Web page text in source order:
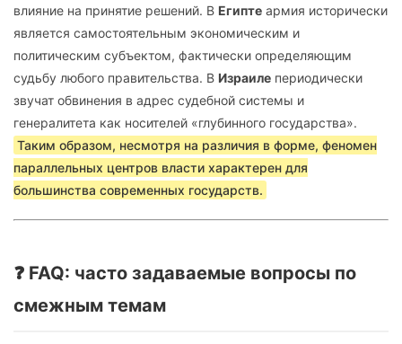
влияние на принятие решений. В Египте армия исторически
является самостоятельным экономическим и
политическим субъектом, фактически определяющим
судьбу любого правительства. В Израиле периодически
звучат обвинения в адрес судебной системы и
генералитета как носителей «глубинного государства».
Таким образом, несмотря на различия в форме, феномен
параллельных центров власти характерен для
большинства современных государств.
❓ FAQ: часто задаваемые вопросы по
смежным темам